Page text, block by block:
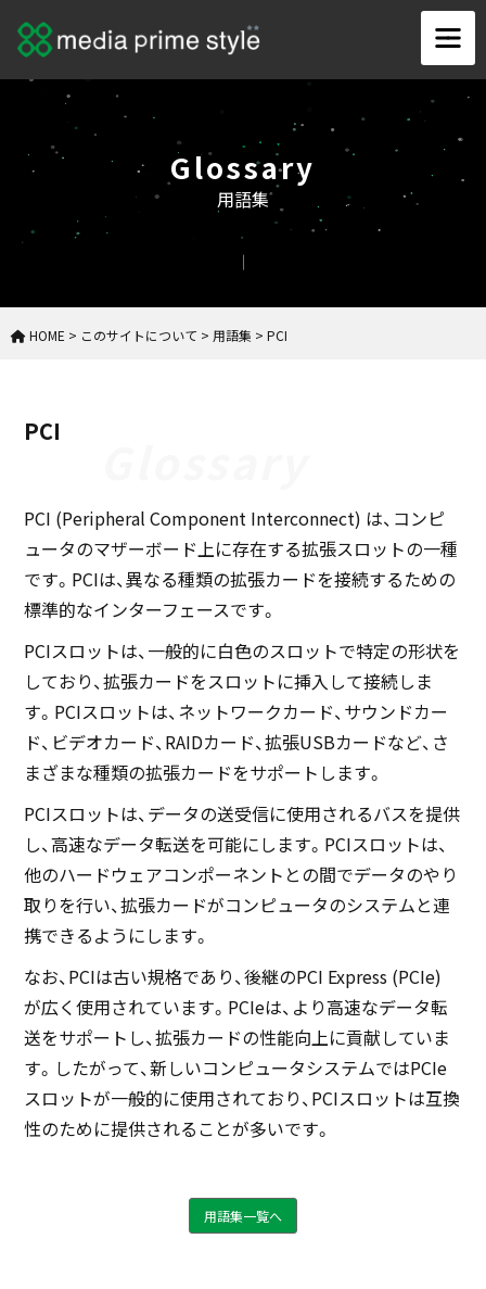
Glossary
用語集
HOME > このサイトについて > 用語集 > PCI
PCI
PCI (Peripheral Component Interconnect) は、コンピ
ュータのマザーボード上に存在する拡張スロットの一種
です。PCIは、異なる種類の拡張カードを接続するための
標準的なインターフェースです。
PCIスロットは、一般的に白色のスロットで特定の形状を
しており、拡張カードをスロットに挿入して接続しま
す。PCIスロットは、ネットワークカード、サウンドカー
ド、ビデオカード、RAIDカード、拡張USBカードなど、さ
まざまな種類の拡張カードをサポートします。
PCIスロットは、データの送受信に使用されるバスを提供
し、高速なデータ転送を可能にします。PCIスロットは、
他のハードウェアコンポーネントとの間でデータのやり
取りを行い、拡張カードがコンピュータのシステムと連
携できるようにします。
なお、PCIは古い規格であり、後継のPCI Express (PCIe)
が広く使用されています。PCIeは、より高速なデータ転
送をサポートし、拡張カードの性能向上に貢献していま
す。したがって、新しいコンピュータシステムではPCIe
スロットが一般的に使用されており、PCIスロットは互換
性のために提供されることが多いです。
用語集一覧へ